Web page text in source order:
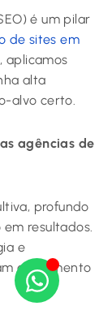
é um pilar
de sites em
aplicamos
alta
alvo certo.
agências de
profundo
resultados.
e
crescimento